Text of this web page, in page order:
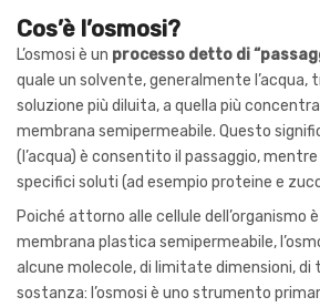
Cos’è l’osmosi?
L’osmosi è un processo detto di
quale un solvente, generalmente l’acqua,
soluzione più diluita, a quella più
membrana semipermeabile. Questo
(l’acqua) è consentito il passaggio,
specifici soluti (ad esempio proteine e
Poiché attorno alle cellule dell’organismo
membrana plastica semipermeabile,
alcune molecole, di limitate dimensioni, di
sostanza: l’osmosi è uno strumento